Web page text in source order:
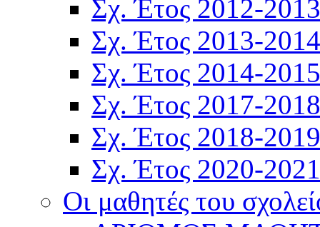
Σχ. Έτος 2012-2013
Σχ. Έτος 2013-2014
Σχ. Έτος 2014-2015
Σχ. Έτος 2017-2018
Σχ. Έτος 2018-2019
Σχ. Έτος 2020-2021
Οι μαθητές του